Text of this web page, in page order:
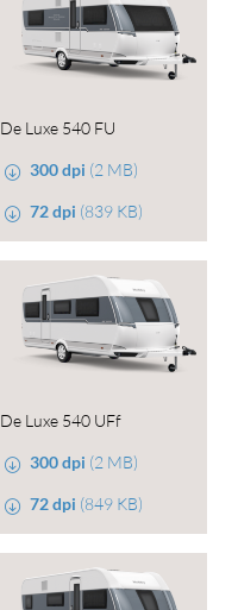
De Luxe 540 FU
300 dpi (2 MB)
72 dpi (839 KB)
De Luxe 540 UFf
300 dpi (2 MB)
72 dpi (849 KB)